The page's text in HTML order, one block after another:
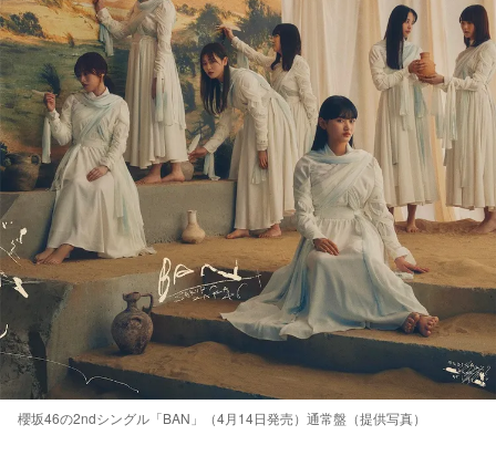
櫻坂46の2ndシングル「BAN」（4月14日発売）通常盤（提供写真）